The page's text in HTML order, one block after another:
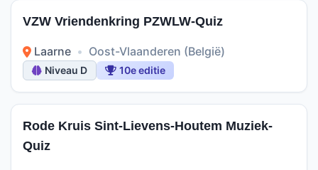
VZW Vriendenkring PZWLW-Quiz
Laarne • Oost-Vlaanderen (België)
Niveau D 10e editie
Rode Kruis Sint-Lievens-Houtem Muziek-
Quiz